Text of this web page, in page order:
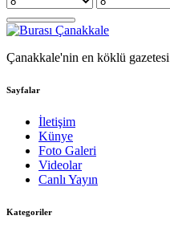
Çanakkale'nin en köklü gazetesi
Sayfalar
İletişim
Künye
Foto Galeri
Videolar
Canlı Yayın
Kategoriler